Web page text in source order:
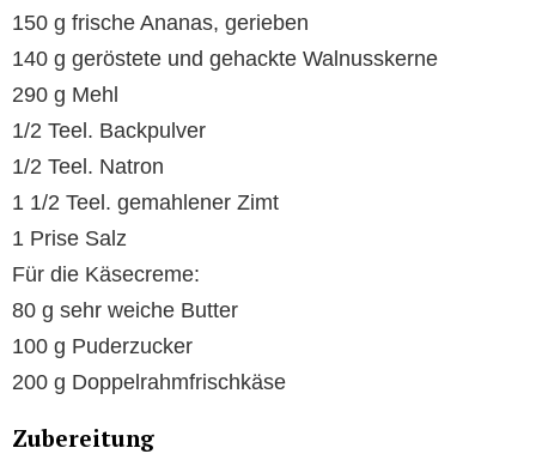
150 g frische Ananas, gerieben
140 g geröstete und gehackte Walnusskerne
290 g Mehl
1/2 Teel. Backpulver
1/2 Teel. Natron
1 1/2 Teel. gemahlener Zimt
1 Prise Salz
Für die Käsecreme:
80 g sehr weiche Butter
100 g Puderzucker
200 g Doppelrahmfrischkäse
Zubereitung